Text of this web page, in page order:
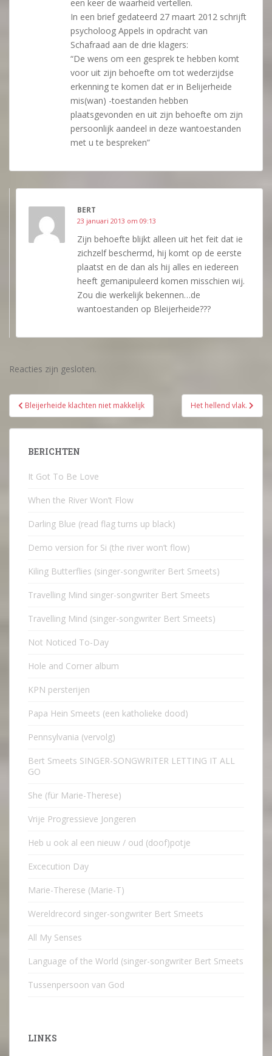
een keer de waarheid vertellen.
In een brief gedateerd 27 maart 2012 schrijft
psycholoog Appels in opdracht van
Schafraad aan de drie klagers:
“De wens om een gesprek te hebben komt
voor uit zijn behoefte om tot wederzijdse
erkenning te komen dat er in Belijerheide
mis(wan) -toestanden hebben
plaatsgevonden en uit zijn behoefte om zijn
persoonlijk aandeel in deze wantoestanden
met u te bespreken”
BERT
23 januari 2013 om 09:13
Zijn behoefte blijkt alleen uit het feit dat ie
zichzelf beschermd, hij komt op de eerste
plaatst en de dan als hij alles en iedereen
heeft gemanipuleerd komen misschien wij.
Zou die werkelijk bekennen…de
wantoestanden op Bleijerheide???
Reacties zijn gesloten.
Bericht
navigatie
Bleijerheide klachten niet makkelijk Het hellend vlak.
BERICHTEN
It Got To Be Love
When the River Won’t Flow
Darling Blue (read flag turns up black)
Demo version for Si (the river won’t flow)
Kiling Butterflies (singer-songwriter Bert Smeets)
Travelling Mind singer-songwriter Bert Smeets
Travelling Mind (singer-songwriter Bert Smeets)
Not Noticed To-Day
Hole and Corner album
KPN persterijen
Papa Hein Smeets (een katholieke dood)
Pennsylvania (vervolg)
Bert Smeets SINGER-SONGWRITER LETTING IT ALL
GO
She (für Marie-Therese)
Vrije Progressieve Jongeren
Heb u ook al een nieuw / oud (doof)potje
Excecution Day
Marie-Therese (Marie-T)
Wereldrecord singer-songwriter Bert Smeets
All My Senses
Language of the World (singer-songwriter Bert Smeets
Tussenpersoon van God
LINKS